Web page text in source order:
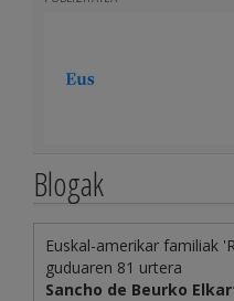
Blogak
Euskal-amerikar familiak
guduaren 81 urtera
Sancho de Beurko